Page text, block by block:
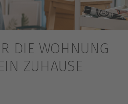
DIE WOHNUNG
ZUHAUSE